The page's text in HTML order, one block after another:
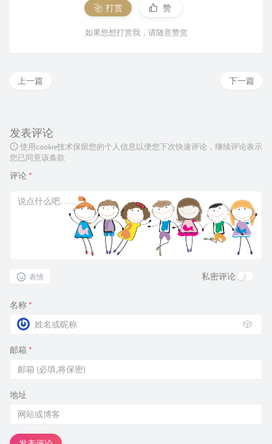
打赏 赞
如果您想打赏我，请随意赞赏
下一篇
上一篇
发表评论
使用cookie技术保留您的个人信息以便您下次快速评论，继续评论表示
您已同意该条款
评论 *
表情 私密评论
名称 *
🎲
邮箱 *
地址